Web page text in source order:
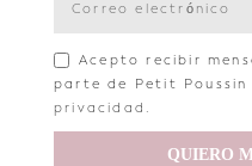
Acepto recibir
parte de Petit
privacidad .
QUIERO